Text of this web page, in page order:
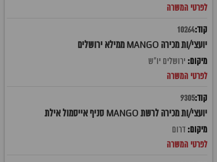
10264
יועצי/ות מכירה MANGO ממילא ירושלים
ירושלים יו"ש
9305
יועצי/ות מכירה לרשת MANGO סניף אייסמול אילת
דרום